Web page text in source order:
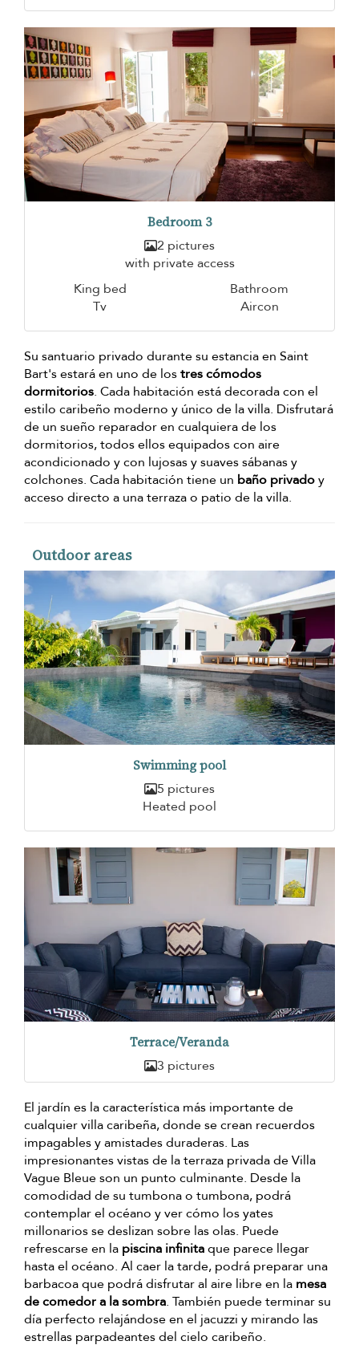
Bedroom 3
2 pictures
with private access
King bed
Bathroom
Tv
Aircon
Su santuario privado durante su estancia en Saint
Bart's estará en uno de lostres cómodos
dormitorios. Cada habitación está decorada con el
estilo caribeño moderno y único de la villa. Disfrutará
de un sueño reparador en cualquiera de los
dormitorios, todos ellos equipados con aire
acondicionado y con lujosas y suaves sábanas y
colchones. Cada habitación tiene un baño privadoy
acceso directo a una terraza o patio de la villa.
Outdoor areas
Swimming pool
5 pictures
Heated pool
Terrace/Veranda
3 pictures
El jardín es la característica más importante de
cualquier villa caribeña, donde se crean recuerdos
impagables y amistades duraderas. Las
impresionantes vistas de la terraza privada de Villa
Vague Bleue son un punto culminante. Desde la
comodidad de su tumbona o tumbona, podrá
contemplar el océano y ver cómo los yates
millonarios se deslizan sobre las olas. Puede
refrescarse en la piscina infinitaque parece llegar
hasta el océano. Al caer la tarde, podrá preparar una
barbacoa que podrá disfrutar al aire libre en la mesa
de comedor a la sombra. También puede terminar su
día perfecto relajándose en el jacuzzi y mirando las
estrellas parpadeantes del cielo caribeño.